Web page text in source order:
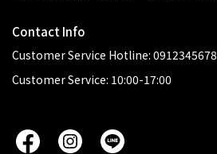
Contact Info
Customer Service Hotline: 0912345678
Customer Service: 10:00-17:00